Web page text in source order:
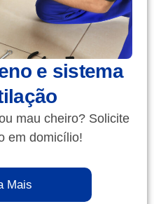
e sistema
mau cheiro? Solicite
em domicílio!
Mais